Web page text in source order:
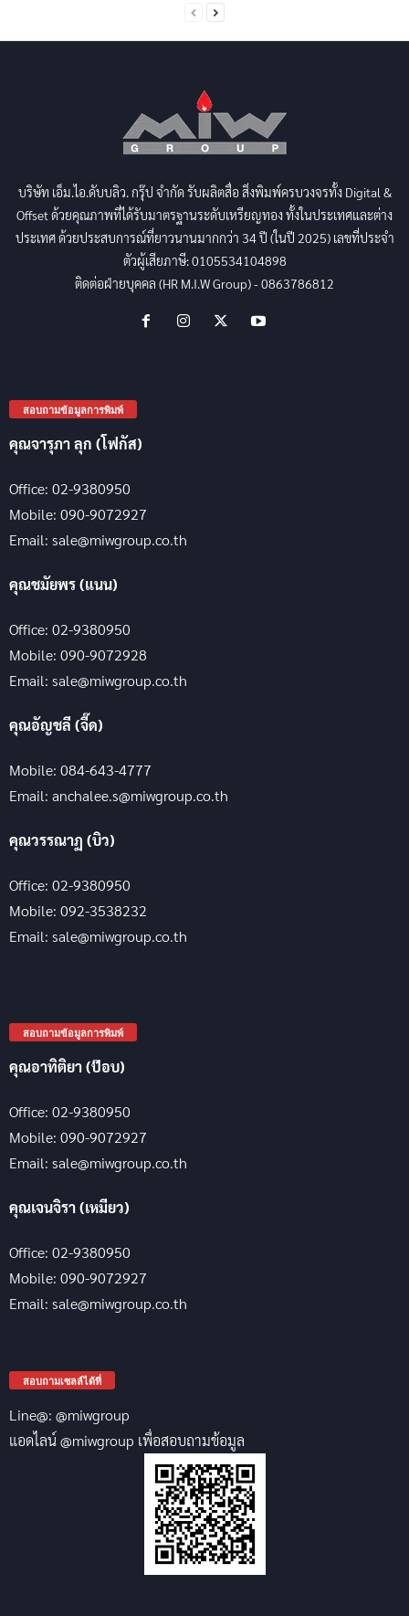
บริษัท เอ็ม.ไอ.ดับบลิว. กรุ๊ป จำกัด รับผลิตสื่อ สิ่งพิมพ์ครบวงจรทั้ง Digital &
Offset ด้วยคุณภาพที่ได้รับมาตรฐานระดับเหรียญทอง ทั้งในประเทศและต่าง
ประเทศ ด้วยประสบการณ์ที่ยาวนานมากกว่า 34 ปี (ในปี 2025) เลขที่ประจำ
ตัวผู้เสียภาษี: 0105534104898
ติดต่อฝ่ายบุคคล (HR M.I.W Group) - 0863786812
สอบถามข้อมูลการพิมพ์
คุณจารุภา ลุก (โฟกัส)
Office: 02-9380950
Mobile: 090-9072927
Email: sale@miwgroup.co.th
คุณชมัยพร (แนน)
Office: 02-9380950
Mobile: 090-9072928
Email: sale@miwgroup.co.th
คุณอัญชลี (จี๊ด)
Mobile: 084-643-4777
Email: anchalee.s@miwgroup.co.th
คุณวรรณาฏ (บิว)
Office: 02-9380950
Mobile: 092-3538232
Email: sale@miwgroup.co.th
สอบถามข้อมูลการพิมพ์
คุณอาทิติยา (ป๊อบ)
Office: 02-9380950
Mobile: 090-9072927
Email: sale@miwgroup.co.th
คุณเจนจิรา (เหมียว)
Office: 02-9380950
Mobile: 090-9072927
Email: sale@miwgroup.co.th
สอบถามเซลล์ได้ที่
Line@: @miwgroup
แอดไลน์ @miwgroup เพื่อสอบถามข้อมูล